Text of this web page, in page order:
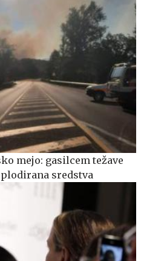
mejo: gasilcem težave
sredstva